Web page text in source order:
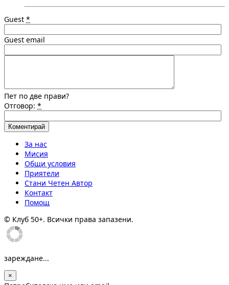
Guest *
Guest email
Пет по две прави?
Отговор: *
За нас
Мисия
Общи условия
Приятели
Стани Четен Автор
Контакт
Помощ
© Клуб 50+. Всички права запазени.
зареждане...
×